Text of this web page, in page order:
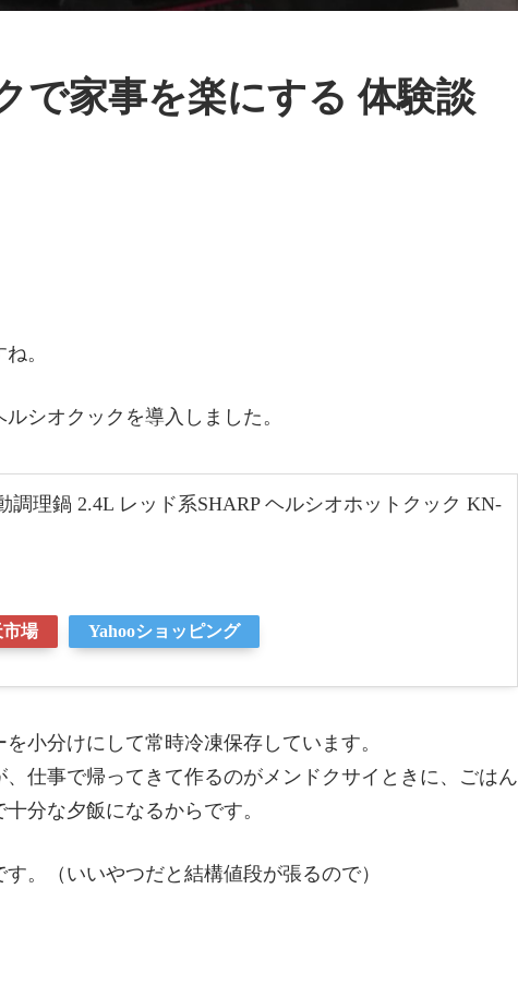
で家事を楽にする 体験談
。
シオクックを導入しました。
調理鍋 2.4L レッド系SHARP ヘルシオホットクック KN-
場 Yahooショッピング
小分けにして常時冷凍保存しています。
仕事で帰ってきて作るのがメンドクサイときに、ごはん
分な夕飯になるからです。
。（いいやつだと結構値段が張るので）